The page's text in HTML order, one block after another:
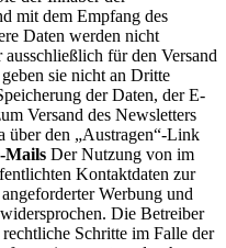
mit dem Empfang des
Daten werden nicht
für den Versand
sie nicht an Dritte
der Daten, der E-
Versand des Newsletters
über den „Austragen“-Link
Mails Der Nutzung von im
Kontaktdaten zur
Werbung und
Die Betreiber
Schritte im Falle der